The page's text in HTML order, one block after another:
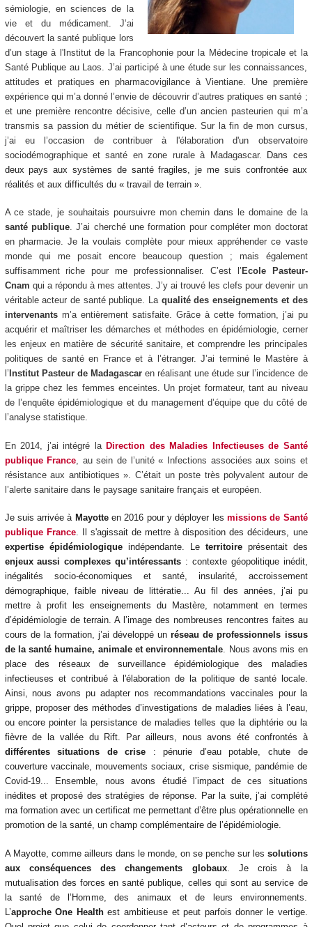
sémiologie, en sciences de la
vie et du médicament. J’ai
découvert la santé publique lors
d’un stage à l'Institut de la Francophonie pour la Médecine tropicale et la
Santé Publique au Laos. J’ai participé à une étude sur les connaissances,
attitudes et pratiques en pharmacovigilance à Vientiane. Une première
expérience qui m’a donné l’envie de découvrir d’autres pratiques en santé ;
et une première rencontre décisive, celle d’un ancien pasteurien qui m’a
transmis sa passion du métier de scientifique. Sur la fin de mon cursus,
j’ai eu l’occasion de contribuer à l'élaboration d'un observatoire
sociodémographique et santé en zone rurale à Madagascar. Dans ces
deux pays aux systèmes de santé fragiles, je me suis confrontée aux
réalités et aux difficultés du « travail de terrain ».
A ce stade, je souhaitais poursuivre mon chemin dans le domaine de la
santé publique. J’ai cherché une formation pour compléter mon doctorat
en pharmacie. Je la voulais complète pour mieux appréhender ce vaste
monde qui me posait encore beaucoup question ; mais également
suffisamment riche pour me professionnaliser. C’est l’ Ecole Pasteur-
Cnam qui a répondu à mes attentes. J’y ai trouvé les clefs pour devenir un
véritable acteur de santé publique. La qualité des enseignements et des
intervenantsm’a entièrement satisfaite. Grâce à cette formation, j’ai pu
acquérir et maîtriser les démarches et méthodes en épidémiologie, cerner
les enjeux en matière de sécurité sanitaire, et comprendre les principales
politiques de santé en France et à l’étranger. J’ai terminé le Mastère à
l’ Institut Pasteur de Madagascaren réalisant une étude sur l’incidence de
la grippe chez les femmes enceintes. Un projet formateur, tant au niveau
de l’enquête épidémiologique et du management d’équipe que du côté de
l’analyse statistique.
En 2014, j’ai intégré la Direction des Maladies Infectieuses de Santé
publique France , au sein de l’unité « Infections associées aux soins et
résistance aux antibiotiques ». C’était un poste très polyvalent autour de
l’alerte sanitaire dans le paysage sanitaire français et européen.
Je suis arrivée à Mayotteen 2016 pour y déployer les missions de Santé
publique France. Il s'agissait de mettre à disposition des décideurs, une
expertise épidémiologique indépendante. Le territoire présentait des
enjeux aussi complexes qu’intéressants : contexte géopolitique inédit,
inégalités socio-économiques et santé, insularité, accroissement
démographique, faible niveau de littératie... Au fil des années, j’ai pu
mettre à profit les enseignements du Mastère, notamment en termes
d’épidémiologie de terrain. A l’image des nombreuses rencontres faites au
cours de la formation, j’ai développé unréseau de professionnels issus
de la santé humaine, animale et environnementale. Nous avons mis en
place des réseaux de surveillance épidémiologique des maladies
infectieuses et contribué à l'élaboration de la politique de santé locale.
Ainsi, nous avons pu adapter nos recommandations vaccinales pour la
grippe, proposer des méthodes d’investigations de maladies liées à l’eau,
ou encore pointer la persistance de maladies telles que la diphtérie ou la
fièvre de la vallée du Rift. Par ailleurs, nous avons été confrontés à
différentes situations de crise : pénurie d’eau potable, chute de
couverture vaccinale, mouvements sociaux, crise sismique, pandémie de
Covid-19... Ensemble, nous avons étudié l’impact de ces situations
inédites et proposé des stratégies de réponse. Par la suite, j’ai complété
ma formation avec un certificat me permettant d’être plus opérationnelle en
promotion de la santé, un champ complémentaire de l’épidémiologie.
A Mayotte, comme ailleurs dans le monde, on se penche sur les solutions
aux conséquences des changements globaux. Je crois à la
mutualisation des forces en santé publique, celles qui sont au service de
la santé de l’Homme, des animaux et de leurs environnements.
L’approcheOne Healthest ambitieuse et peut parfois donner le vertige.